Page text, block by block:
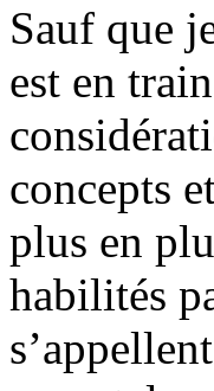
Sauf que
est en
concepts
plus en
habilités